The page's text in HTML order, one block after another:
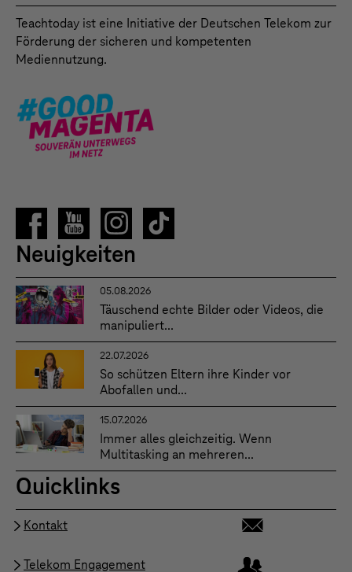
Teachtoday ist eine Initiative der Deutschen Telekom zur
Förderung der sicheren und kompetenten
Mediennutzung.
Neuigkeiten
05.08.2026
Täuschend echte Bilder oder Videos, die
manipuliert...
22.07.2026
So schützen Eltern ihre Kinder vor
Abofallen und...
15.07.2026
Immer alles gleichzeitig. Wenn
Multitasking an mehreren...
Quicklinks
Kontakt
Telekom Engagement